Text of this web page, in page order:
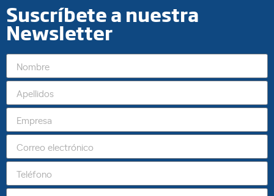
Suscríbete a nuestra
Newsletter